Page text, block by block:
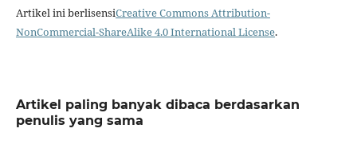
Artikel ini berlisensiCreative Commons Attribution-
NonCommercial-ShareAlike 4.0 International License.
Artikel paling banyak dibaca berdasarkan
penulis yang sama